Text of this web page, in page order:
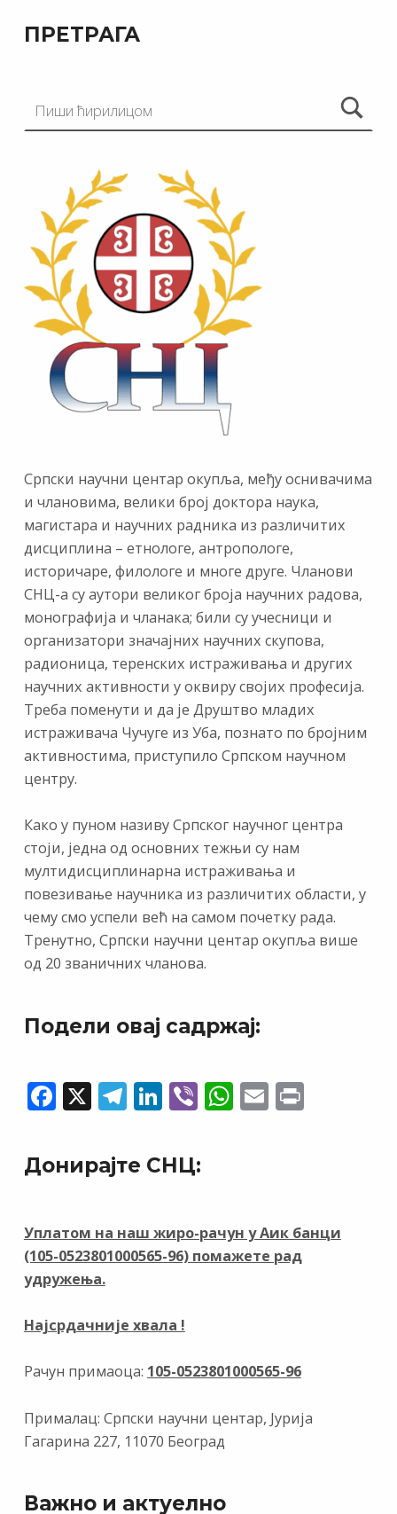
ПРЕТРАГА
Српски научни центар окупља, међу оснивачима
и члановима, велики број доктора наука,
магистара и научних радника из различитих
дисциплина – етнологе, антропологе,
историчаре, филологе и многе друге. Чланови
СНЦ-а су аутори великог броја научних радова,
монографија и чланака; били су учесници и
организатори значајних научних скупова,
радионица, теренских истраживања и других
научних активности у оквиру својих професија.
Треба поменути и да је Друштво младих
истраживача Чучуге из Уба, познато по бројним
активностима, приступило Српском научном
центру.
Како у пуном називу Српског научног центра
стоји, једна од основних тежњи су нам
мултидисциплинарна истраживања и
повезивање научника из различитих области, у
чему смо успели већ на самом почетку рада.
Тренутно, Српски научни центар окупља више
од 20 званичних чланова.
Подели овај садржај:
F
e
b
o
k
X T
e
gr
m
Li
k
e
n
Vi
er
W
p
p
E Pr
Донирајте СНЦ:
Уплатом на наш жиро-рачун у Аик банци
(105-0523801000565-96) помажете рад
удружења.
Најсрдачније хвала !
Рачун примаоца: 105-0523801000565-96
Прималац: Српски научни центар, Јурија
Гагарина 227, 11070 Београд
Важно и актуелно